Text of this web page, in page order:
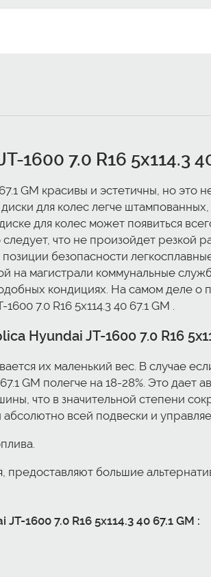
1600 7.0 R16 5x114.3
GM красивы и эстетичны, но это
для колес легче
для колес может появиться
что не произойдет резкой
безопасности
на магистрали коммунальные
кондициях. На самом деле
7.0 R16 5x114.3 40 67.1 GM .
Hyundai JT-1600 7.0 R16
их маленький вес. В случае
GM полегче на 18-28%. Это
что в значительной степени
всей подвески и
большие
1600 7.0 R16 5x114.3 40 67.1 GM :